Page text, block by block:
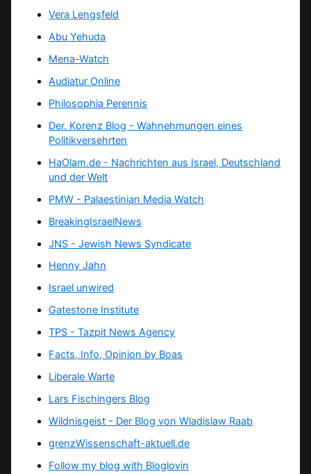
Vera Lengsfeld
Abu Yehuda
Mena-Watch
Audiatur Online
Philosophia Perennis
Der. Korenz Blog - Wahnehmungen eines
Politikversehrten
HaOlam.de - Nachrichten aus Israel, Deutschland
und der Welt
PMW - Palaestinian Media Watch
BreakingIsraelNews
JNS - Jewish News Syndicate
Henny Jahn
Israel unwired
Gatestone Institute
TPS -Tazpit News Agency
Facts, Info, Opinion by Boas
Liberale Warte
Lars Fischingers Blog
Wildnisgeist - Der Blog von Wladislaw Raab
grenzWissenschaft-aktuell.de
Follow my blog with Bloglovin